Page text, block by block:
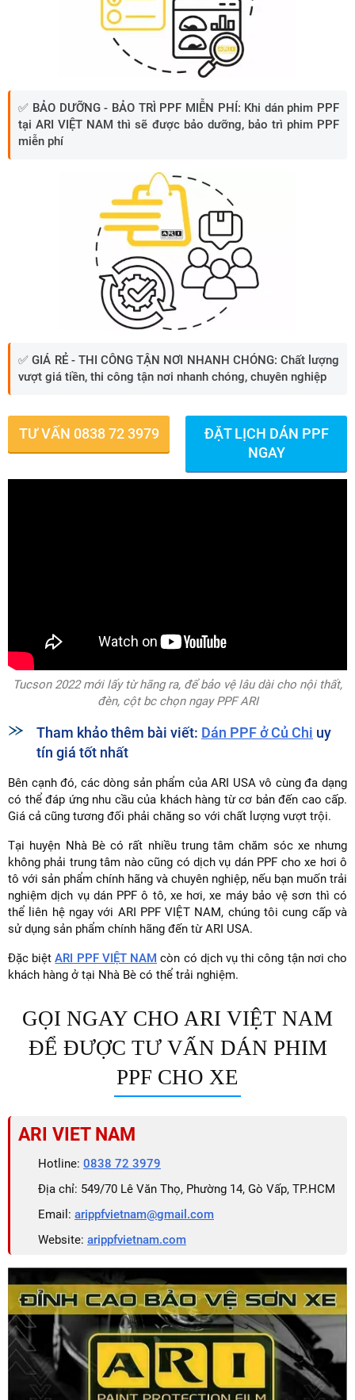
✅ BẢO DƯỠNG - BẢO TRÌ PPF MIỄN PHÍ: Khi dán phim PPF
tại ARI VIỆT NAM thì sẽ được bảo dưỡng, bảo trì phim PPF
miễn phí
✅GIÁ RẺ - THI CÔNG TẬN NƠI NHANH CHÓNG: Chất lượng
vượt giá tiền, thi công tận nơi nhanh chóng, chuyên nghiệp
TƯ VẤN 0838 72 3979
ĐẶT LỊCH DÁN PPF
NGAY
Tucson 2022 mới lấy từ hãng ra, để bảo vệ lâu dài cho nội thất,
đèn, cột bc chọn ngay PPF ARI
Tham khảo thêm bài viết: Dán PPF ở Củ Chi uy
tín giá tốt nhất
Bên cạnh đó, các dòng sản phẩm của ARI USA vô cùng đa dạng
có thể đáp ứng nhu cầu của khách hàng từ cơ bản đến cao cấp.
Giá cả cũng tương đối phải chăng so với chất lượng vượt trội.
Tại huyện Nhà Bè có rất nhiều trung tâm chăm sóc xe nhưng
không phải trung tâm nào cũng có dịch vụ dán PPF cho xe hơi ô
tô với sản phẩm chính hãng và chuyên nghiệp, nếu bạn muốn trải
nghiệm dịch vụ dán PPF ô tô, xe hơi, xe máy bảo vệ sơn thì có
thể liên hệ ngay với ARI PPF VIỆT NAM, chúng tôi cung cấp và
sử dụng sản phẩm chính hãng đến từ ARI USA.
Đặc biệtARI PPF VIỆT NAM còn có dịch vụ thi công tận nơi cho
khách hàng ở tại Nhà Bè có thể trải nghiệm.
GỌI NGAY CHO ARI VIỆT NAM
ĐỂ ĐƯỢC TƯ VẤN DÁN PHIM
PPF CHO XE
ARI VIET NAM
Hotline: 0838 72 3979
Địa chỉ: 549/70 Lê Văn Thọ, Phường 14, Gò Vấp, TP.HCM
Email: arippfvietnam@gmail.com
Website: arippfvietnam.com